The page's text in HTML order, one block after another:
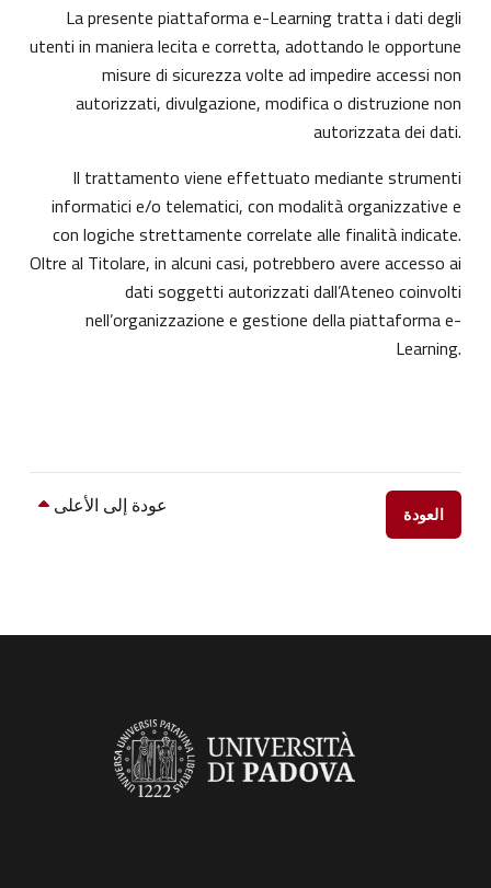
La presente piattaforma e-Learning tratta i dati degli
utenti in maniera lecita e corretta, adottando le opportune
misure di sicurezza volte ad impedire accessi non
autorizzati, divulgazione, modifica o distruzione non
autorizzata dei dati.
Il trattamento viene effettuato mediante strumenti
informatici e/o telematici, con modalità organizzative e
con logiche strettamente correlate alle finalità indicate.
Oltre al Titolare, in alcuni casi, potrebbero avere accesso ai
dati soggetti autorizzati dall’Ateneo coinvolti
nell’organizzazione e gestione della piattaforma e-
Learning.
العودة عودة إلى الأعلى